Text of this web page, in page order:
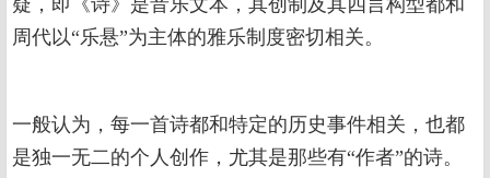
疑，即《诗》是音乐文本，其创制及其四言构型都和
周代以“乐悬”为主体的雅乐制度密切相关。
一般认为，每一首诗都和特定的历史事件相关，也都
是独一无二的个人创作，尤其是那些有“作者”的诗。